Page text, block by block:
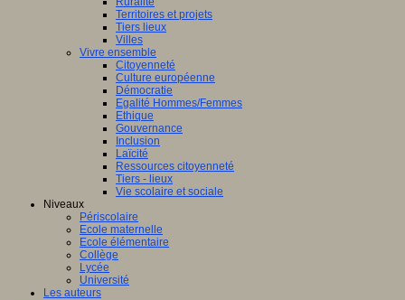
Territoires et projets
Tiers lieux
Villes
Vivre ensemble
Citoyenneté
Culture européenne
Démocratie
Egalité Hommes/Femmes
Ethique
Gouvernance
Inclusion
Laïcité
Ressources citoyenneté
Tiers - lieux
Vie scolaire et sociale
Niveaux
Périscolaire
Ecole maternelle
Ecole élémentaire
Collège
Lycée
Université
Les auteurs